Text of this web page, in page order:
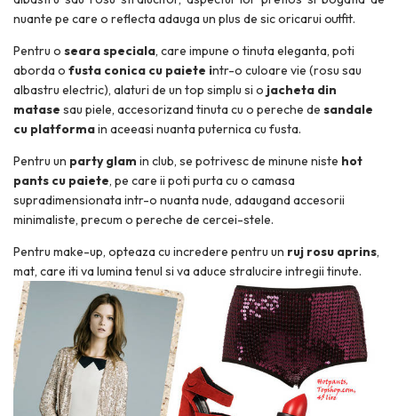
nuante pe care o reflecta adauga un plus de sic oricarui outfit.
Pentru o seara speciala, care impune o tinuta eleganta, poti
aborda o fusta conica cu paiete intr-o culoare vie (rosu sau
albastru electric), alaturi de un top simplu si o jacheta din
matase sau piele, accesorizand tinuta cu o pereche de sandale
cu platformain aceeasi nuanta puternica cu fusta.
Pentru un party glam in club, se potrivesc de minune niste hot
pants cu paiete, pe care ii poti purta cu o camasa
supradimensionata intr-o nuanta nude, adaugand accesorii
minimaliste, precum o pereche de cercei-stele.
Pentru make-up, opteaza cu incredere pentru un ruj rosu aprins,
mat, care iti va lumina tenul si va aduce stralucire intregii tinute.